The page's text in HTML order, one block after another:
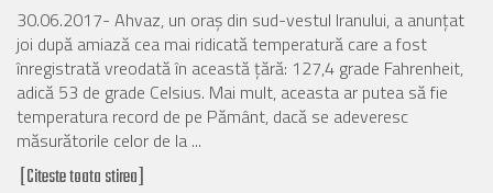
30.06.2017- Ahvaz, un oraş din sud-vestul Iranului, a anunţat
joi după amiază cea mai ridicată temperatură care a fost
înregistrată vreodată în această ţără: 127,4 grade Fahrenheit,
adică 53 de grade Celsius. Mai mult, aceasta ar putea să fie
temperatura record de pe Pământ, dacă se adeveresc
măsurătorile celor de la ...
[Citeste toata stirea]